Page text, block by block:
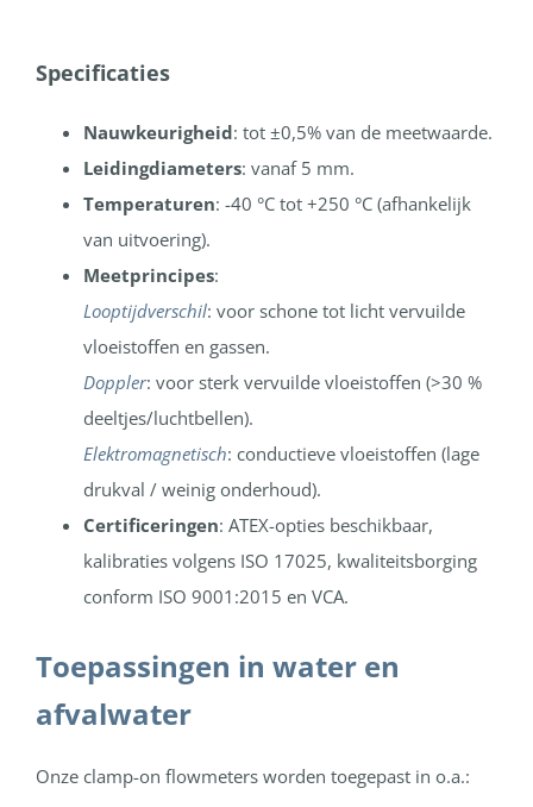
Specificaties
Nauwkeurigheid: tot ±0,5% van de meetwaarde.
Leidingdiameters: vanaf 5 mm.
Temperaturen: -40 °C tot +250 °C (afhankelijk
van uitvoering).
Meetprincipes:
Looptijdverschil: voor schone tot licht vervuilde
vloeistoffen en gassen.
Doppler: voor sterk vervuilde vloeistoffen (>30 %
deeltjes/luchtbellen).
Elektromagnetisch: conductieve vloeistoffen (lage
drukval / weinig onderhoud).
Certificeringen: ATEX-opties beschikbaar,
kalibraties volgens ISO 17025, kwaliteitsborging
conform ISO 9001:2015 en VCA.
Toepassingen in water en
afvalwater
Onze clamp-on flowmeters worden toegepast in o.a.: